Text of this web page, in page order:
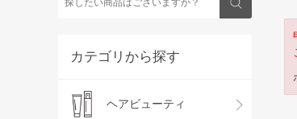
カテゴリから探す
ヘアビューティ